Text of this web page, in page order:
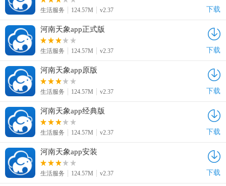
生活服务 124.57M v2.37 下载
河南天象app正式版
生活服务 124.57M v2.37 下载
河南天象app原版
生活服务 124.57M v2.37 下载
河南天象app经典版
生活服务 124.57M v2.37 下载
河南天象app安装
生活服务 124.57M v2.37 下载